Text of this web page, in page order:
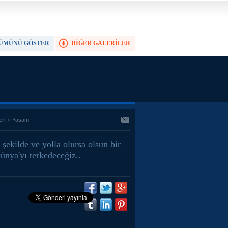
DİĞER GALERİLER
GÖSTER
» Yaşam
şekilde ve yolla olursa olsun bir
terkedeceğiz..